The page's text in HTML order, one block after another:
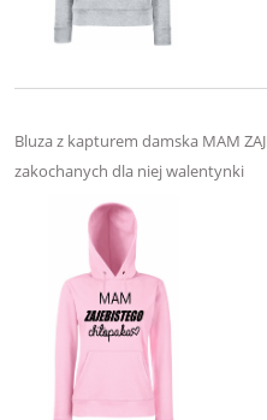
Bluza z kapturem damska MAM
zakochanych dla niej walentynki